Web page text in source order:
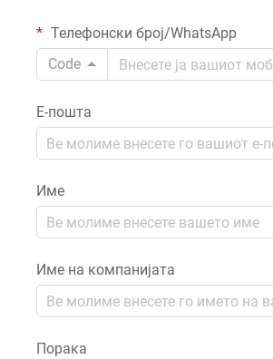
Телефонски број/WhatsApp
Code
Е-пошта
Име
Име на компанијата
Порака